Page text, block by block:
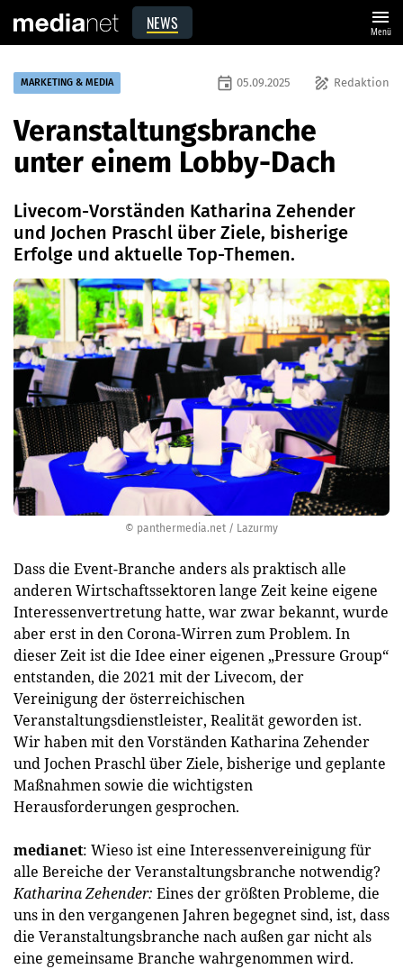
NEWS menu
Menü
© panthermedia.net / Lazurmy
MARKETING & MEDIA draw Redaktion
event 05.09.2025
Veranstaltungsbranche
unter einem Lobby-Dach
Livecom-Vorständen Katharina Zehender
und Jochen Praschl über Ziele, bisherige
Erfolge und aktuelle Top-Themen.
Dass die Event-Branche anders als praktisch alle
anderen Wirtschaftssektoren lange Zeit keine eigene
Interessenvertretung hatte, war zwar bekannt, wurde
aber erst in den Corona-Wirren zum Problem. In
dieser Zeit ist die Idee einer eigenen „Pressure Group“
entstanden, die 2021 mit der Livecom, der
Vereinigung der österreichischen
Veranstaltungsdienstleister, Realität geworden ist.
Wir haben mit den Vorständen Katharina Zehender
und Jochen Praschl über Ziele, bisherige und geplante
Maßnahmen sowie die wichtigsten
Herausforderungen gesprochen.
medianet: Wieso ist eine Interessenvereinigung für
alle Bereiche der Veranstaltungsbranche notwendig?
Katharina Zehender: Eines der größten Probleme, die
uns in den vergangenen Jahren begegnet sind, ist, dass
die Veranstaltungsbranche nach außen gar nicht als
eine gemeinsame Branche wahrgenommen wird.